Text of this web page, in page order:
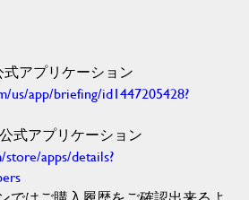
アプリケーション
us/app/briefing/id1447205428?
式アプリケーション
apps/details?